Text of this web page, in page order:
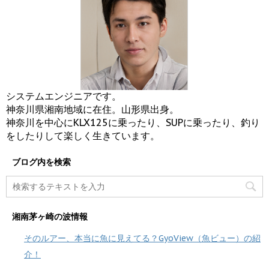
システムエンジニアです。
神奈川県湘南地域に在住。山形県出身。
神奈川を中心にKLX125に乗ったり、SUPに乗ったり、釣り
をしたりして楽しく生きています。
ブログ内を検索
湘南茅ヶ崎の波情報
そのルアー、本当に魚に見えてる？GyoView（魚ビュー）の紹
介！